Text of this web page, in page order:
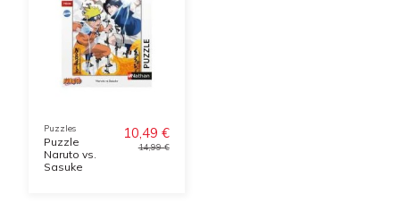
Puzzles
Puzzle
Naruto vs.
Sasuke
10,49 €
14,99 €